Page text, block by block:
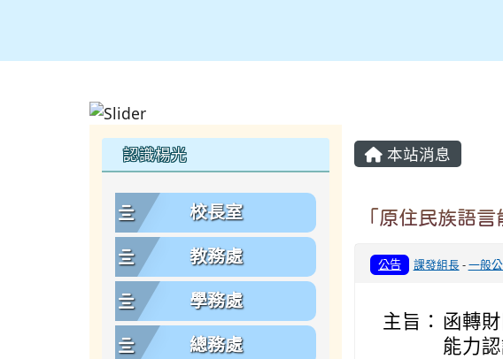
左邊區域內容
認識楊光
校長室
教務處
學務處
總務處
主內容區域
本站消息
「原住民族語
公告 課發組長-一般
主旨： 函轉
能力